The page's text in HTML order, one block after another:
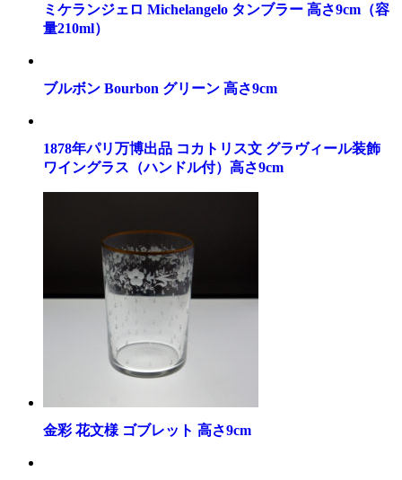
ミケランジェロ Michelangelo タンブラー 高さ9cm（容
量210ml）
ブルボン Bourbon グリーン 高さ9cm
1878年パリ万博出品 コカトリス文 グラヴィール装飾
ワイングラス（ハンドル付）高さ9cm
金彩 花文様 ゴブレット 高さ9cm